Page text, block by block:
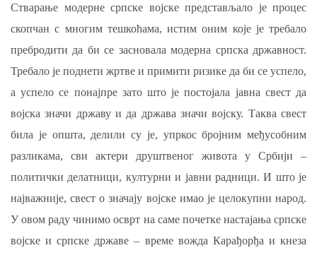
Стварање модерне српске војске представљало је процес
скопчан с многим тешкоћама, истим оним које је требало
пребродити да би се засновала модерна српска државност.
Требало је поднети жртве и примити ризике да би се успело,
а успело се понајпре зато што је постојала јавна свест да
војска значи државу и да држава значи војску. Таква свест
била је општа, делили су је, упркос бројним међусобним
разликама, сви актери друштвеног живота у Србији –
политички делатници, културни и јавни радници. И што је
најважније, свест о значају војске имао је целокупни народ.
У овом раду чинимо осврт на саме почетке настајања српске
војске и српске државе – време вожда Карађорђа и кнеза